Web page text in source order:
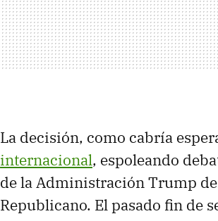
La decisión, como cabría
internacional, espoleando
de la Administración Trump
Republicano. El pasado fin de